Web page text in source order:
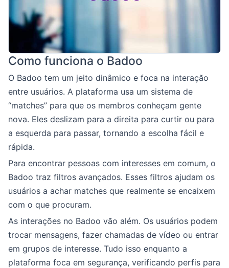
Como funciona o Badoo
O Badoo tem um jeito dinâmico e foca na interação
entre usuários. A plataforma usa um sistema de
“matches” para que os membros conheçam gente
nova. Eles deslizam para a direita para curtir ou para
a esquerda para passar, tornando a escolha fácil e
rápida.
Para encontrar pessoas com interesses em comum, o
Badoo traz filtros avançados. Esses filtros ajudam os
usuários a achar matches que realmente se encaixem
com o que procuram.
As interações no Badoo vão além. Os usuários podem
trocar mensagens, fazer chamadas de vídeo ou entrar
em grupos de interesse. Tudo isso enquanto a
plataforma foca em segurança, verificando perfis para